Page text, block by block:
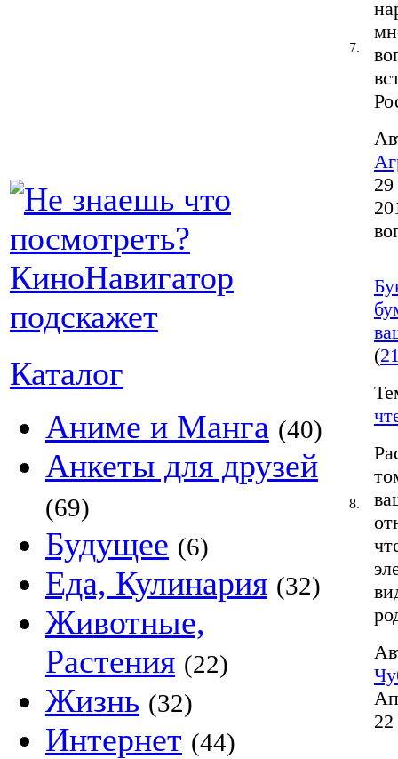
Каталог
Аниме и Манга (40)
Анкеты для друзей
(69)
Будущее (6)
Еда, Кулинария (32)
Животные,
Растения (22)
Жизнь (32)
Интернет (44)
7.
8.
(